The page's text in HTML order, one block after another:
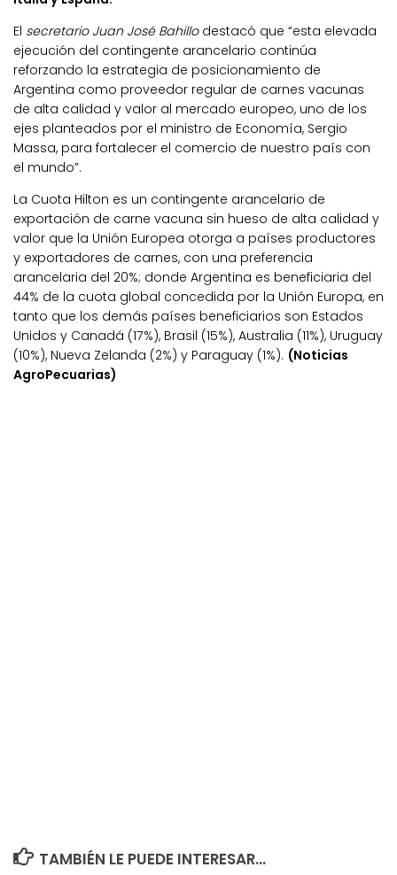
El secretario Juan José Bahillodestacó que “esta elevada
ejecución del contingente arancelario continúa
reforzando la estrategia de posicionamiento de
Argentina como proveedor regular de carnes vacunas
de alta calidad y valor al mercado europeo, uno de los
ejes planteados por el ministro de Economía, Sergio
Massa, para fortalecer el comercio de nuestro país con
el mundo”.
La Cuota Hilton es un contingente arancelario de
exportación de carne vacuna sin hueso de alta calidad y
valor que la Unión Europea otorga a países productores
y exportadores de carnes, con una preferencia
arancelaria del 20%; donde Argentina es beneficiaria del
44% de la cuota global concedida por la Unión Europa, en
tanto que los demás países beneficiarios son Estados
Unidos y Canadá (17%), Brasil (15%), Australia (11%), Uruguay
(10%), Nueva Zelanda (2%) y Paraguay (1%). (Noticias
AgroPecuarias)
TAMBIÉN LE PUEDE INTERESAR...